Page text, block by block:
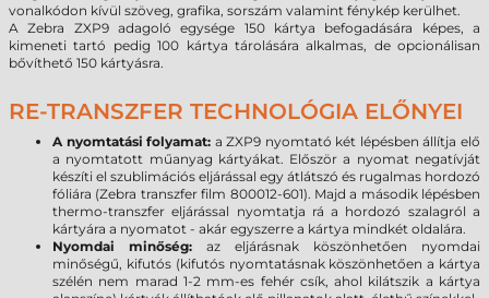
vonalkódon kívül szöveg, grafika, sorszám valamint fénykép kerülhet.
A Zebra ZXP9 adagoló egysége 150 kártya befogadására képes, a
kimeneti tartó pedig 100 kártya tárolására alkalmas, de opcionálisan
bővíthető 150 kártyásra.
RE-TRANSZFER TECHNOLÓGIA ELŐNYEI
A nyomtatási folyamat: a ZXP9 nyomtató két lépésben állítja elő
a nyomtatott műanyag kártyákat. Először a nyomat negatívját
készíti el szublimációs eljárással egy átlátszó és rugalmas hordozó
fóliára (Zebra transzfer film 800012-601). Majd a második lépésben
thermo-transzfer eljárással nyomtatja rá a hordozó szalagról a
kártyára a nyomatot - akár egyszerre a kártya mindkét oldalára.
Nyomdai minőség: az eljárásnak köszönhetően nyomdai
minőségű, kifutós (kifutós nyomtatásnak köszönhetően a kártya
szélén nem marad 1-2 mm-es fehér csík, ahol kilátszik a kártya